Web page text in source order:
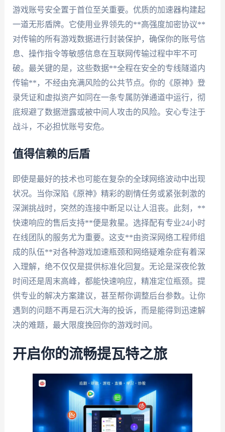
游戏账号安全置于首位至关重要。优质的加速器构建起
一道无形盾牌。它使用业界领先的**高强度加密协议**
对传输的所有游戏数据进行封装保护，确保你的账号信
息、操作指令等敏感信息在互联网传输过程中牢不可
破。最关键的是，这些数据**全程在安全的专线隧道内
传输**，不经由充满风险的公共节点。你的《原神》登
录凭证和虚拟资产如同在一条专属防弹通道中运行，彻
底规避了数据泄露或被中间人攻击的风险。安心专注于
战斗，不必担忧账号安危。
值得信赖的后盾
即使是最好的技术也可能在复杂的全球网络波动中出现
状况。当你深陷《原神》精彩的剧情任务或紧张刺激的
深渊挑战时，突然的连接中断足以让人沮丧。此刻，**
快速响应的售后支持**便是救星。选择配有专业24小时
在线团队的服务尤为重要。这支**由资深网络工程师组
成的队伍**对各种游戏加速瓶颈和网络疑难杂症有着深
入理解，绝不仅仅是提供标准化回复。无论是深夜伦敦
时间还是周末高峰，都能快速响应，精准定位瓶颈。提
供专业的解决方案建议，甚至帮你调整后台参数。让你
遇到的问题不再是石沉大海的投诉，而是能得到迅速解
决的难题，最大限度挽回你的游戏时间。
开启你的流畅提瓦特之旅